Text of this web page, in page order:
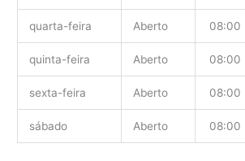
quarta-feira Aberto 08:00
quinta-feira Aberto 08:00
sexta-feira Aberto 08:00
sábado Aberto 08:00